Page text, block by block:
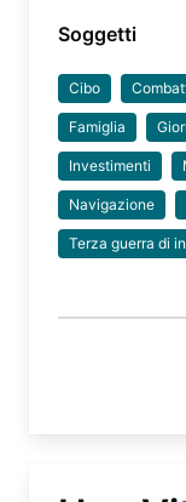
Soggetti
Cibo
Famiglia
Investimenti
Navigazione
Terza guerra di